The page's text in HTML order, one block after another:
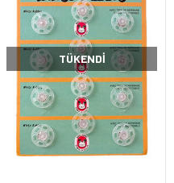
TÜKENDI